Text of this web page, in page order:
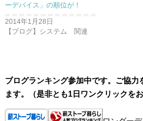
ーデバイス」の順位が！
2014年1月28日
【ブログ】システム 関連
ブログランキング参加中です。ご協力
ます。（是非とも1日ワンクリックを